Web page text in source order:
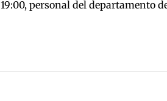
personal del departamento